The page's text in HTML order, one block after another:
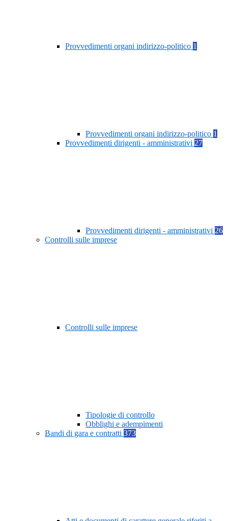
Provvedimenti organi indirizzo-politico 1
Provvedimenti organi indirizzo-politico 1
Provvedimenti dirigenti - amministrativi 27
Provvedimenti dirigenti - amministrativi 26
Controlli sulle imprese
Controlli sulle imprese
Tipologie di controllo
Obblighi e adempimenti
Bandi di gara e contratti 373